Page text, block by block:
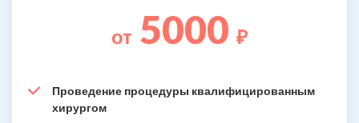
от 5000 ₽
Проведение процедуры квалифицированным
хирургом